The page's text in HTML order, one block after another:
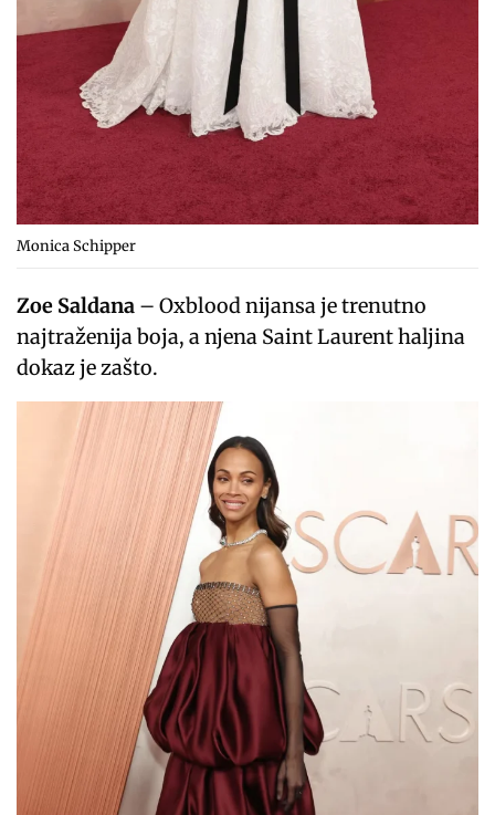
Monica Schipper
Zoe Saldana – Oxblood nijansa je trenutno
najtraženija boja, a njena Saint Laurent haljina
dokaz je zašto.